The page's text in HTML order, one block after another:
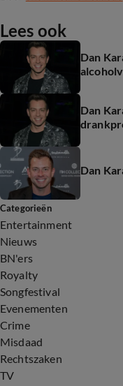
Lees ook
Dan
Dan
Dan
Categorieën
Entertainment
Nieuws
BN'ers
Royalty
Songfestival
Evenementen
Crime
Misdaad
Rechtszaken
TV